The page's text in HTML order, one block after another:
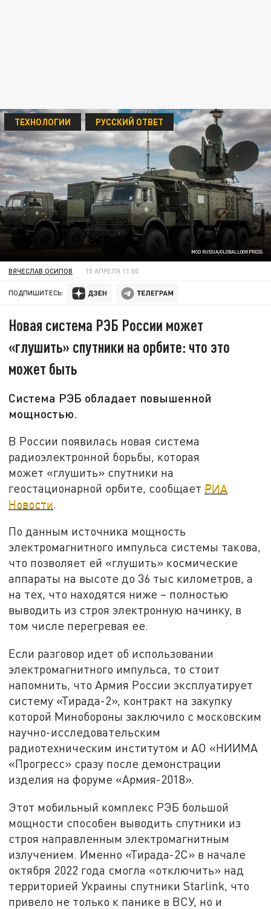
MOD RUSSIA/GLOBALLOOKPRESS
ТЕХНОЛОГИИ РУССКИЙ ОТВЕТ
ВЯЧЕСЛАВ ОСИПОВ 15 АПРЕЛЯ 11:00
ПОДПИШИТЕСЬ:
Новая система РЭБ России может
«глушить» спутники на орбите: что это
может быть
Система РЭБ обладает повышенной
мощностью.
В России появилась новая система
радиоэлектронной борьбы, которая
может «глушить» спутники на
геостационарной орбите, сообщает РИА
Новости.
По данным источника мощность
электромагнитного импульса системы такова,
что позволяет ей «глушить» космические
аппараты на высоте до 36 тыс километров, а
на тех, что находятся ниже – полностью
выводить из строя электронную начинку, в
том числе перегревая ее.
Если разговор идет об использовании
электромагнитного импульса, то стоит
напомнить, что Армия России эксплуатирует
систему «Тирада-2», контракт на закупку
которой Минобороны заключило с московским
научно-исследовательским
радиотехническим институтом и АО «НИИМА
«Прогресс» сразу после демонстрации
изделия на форуме «Армия-2018».
Этот мобильный комплекс РЭБ большой
мощности способен выводить спутники из
строя направленным электромагнитным
излучением. Именно «Тирада-2С» в начале
октября 2022 года смогла «отключить» над
территорией Украины спутники Starlink, что
привело не только к панике в ВСУ, но и